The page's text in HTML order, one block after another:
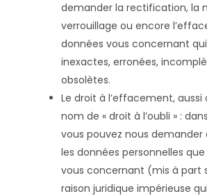
demander la rectification, la
verrouillage ou encore
données vous concernant
inexactes, erronées,
obsolètes.
Le droit à l’effacement, aussi
nom de « droit à l’oubli » :
vous pouvez nous demander
les données personnelles
vous concernant (mis à part
raison juridique impérieuse